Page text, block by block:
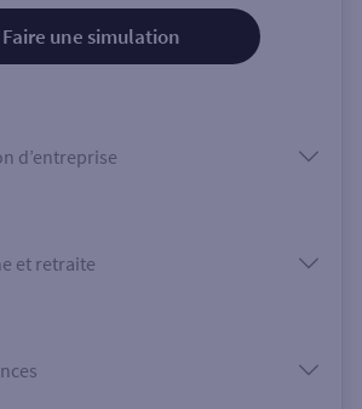
Faire une simulation
d’entreprise
et retraite